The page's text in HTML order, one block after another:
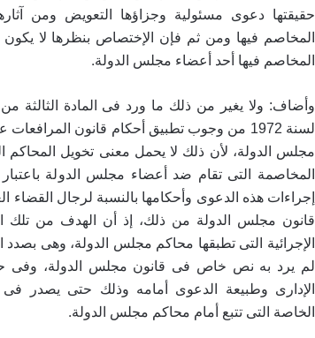
حقيقتها دعوى مسئولية وجزاؤها التعويض ومن
المخاصم فيها ومن ثم فإن الإختصاص بنظرها لا
المخاصم فيها أحد أعضاء مجلس الدولة.
لسنة 1972 من وجوب تطبيق أحكام قانون
مجلس الدولة، لأن ذلك لا يحمل معنى تخويل المحاكم
المخاصمة التى تقام ضد أعضاء مجلس الدولة
إجراءات هذه الدعوى وأحكامها بالنسبة لرجال
قانون مجلس الدولة من ذلك، إذ أن الهدف من تلك
الإجرائية التى تطبقها محاكم مجلس الدولة، وهى بصدد
لم يرد به نص خاص فى قانون مجلس الدولة، وفى
الإدارى وطبيعة الدعوى أمامه وذلك حتى يصدر فى
الخاصة التى تتبع أمام محاكم مجلس الدولة.